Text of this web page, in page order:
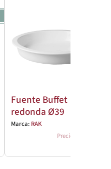
Fuente Buffet
redonda Ø39
Marca: RAK
Precio